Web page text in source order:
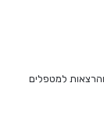
למטפלים